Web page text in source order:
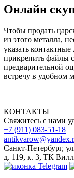
Онлайн
Чтобы продать
из этого металла,
указать
прикрепить файлы
предварительной
встречу в удобном
КОНТАКТЫ
Свяжитесь с нами
+7 (911) 083-51-18
Санкт-Петербург,
д. 119, к. 3, ТК